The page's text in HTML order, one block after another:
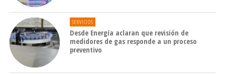
SERVICIOS
Desde Energía aclaran que revisión de
medidores de gas responde a un proceso
preventivo